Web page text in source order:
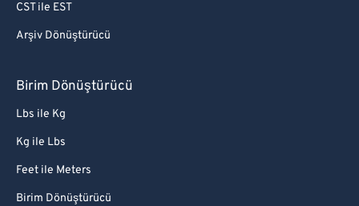
CST ile EST
Arşiv Dönüştürücü
Birim Dönüştürücü
Lbs ile Kg
Kg ile Lbs
Feet ile Meters
Birim Dönüştürücü